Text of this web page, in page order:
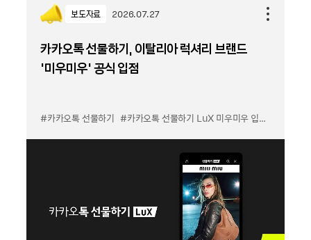
보도자료 2026.07.27
카카오톡 선물하기, 이탈리아 럭셔리 브랜드
'미우미우' 공식 입점
#카카오톡 선물하기 #카카오톡 선물하기 LuX 미우미우 입점